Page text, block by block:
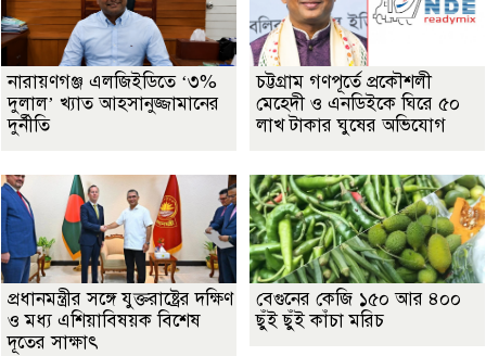
নারায়ণগঞ্জ এলজিইডিতে ‘৩%
দুলাল’ খ্যাত আহসানুজ্জামানের
দুর্নীতি
চট্টগ্রাম গণপূর্তে প্রকৌশলী
মেহেদী ও এনডিইকে ঘিরে ৫০
লাখ টাকার ঘুষের অভিযোগ
প্রধানমন্ত্রীর সঙ্গে যুক্তরাষ্ট্রের দক্ষিণ
ও মধ্য এশিয়াবিষয়ক বিশেষ
দূতের সাক্ষাৎ
বেগুনের কেজি ১৫০ আর ৪০০
ছুঁই ছুঁই কাঁচা মরিচ